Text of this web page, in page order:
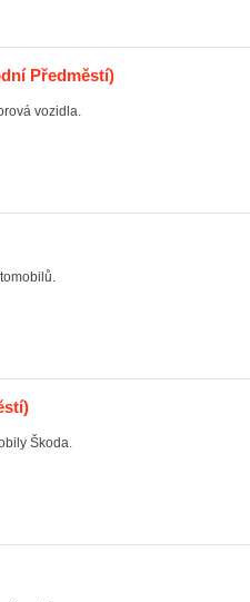
Předměstí)
vozidla.
Škoda.